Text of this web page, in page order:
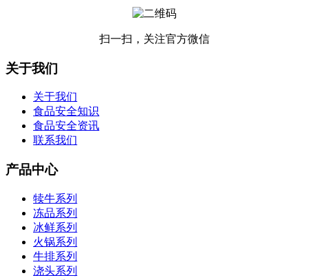
扫一扫，关注官方微信
关于我们
关于我们
食品安全知识
食品安全资讯
联系我们
产品中心
犊牛系列
冻品系列
冰鲜系列
火锅系列
牛排系列
浇头系列